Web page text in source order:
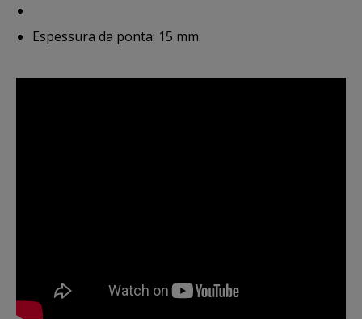
Espessura da ponta: 15 mm.